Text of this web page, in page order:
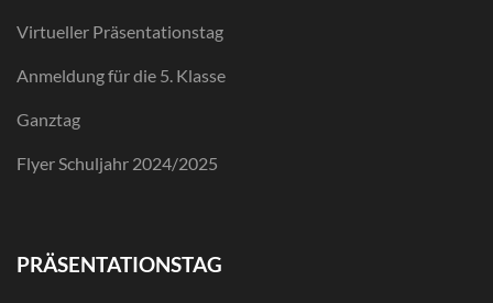
Virtueller Präsentationstag
Anmeldung für die 5. Klasse
Ganztag
Flyer Schuljahr 2024/2025
PRÄSENTATIONSTAG